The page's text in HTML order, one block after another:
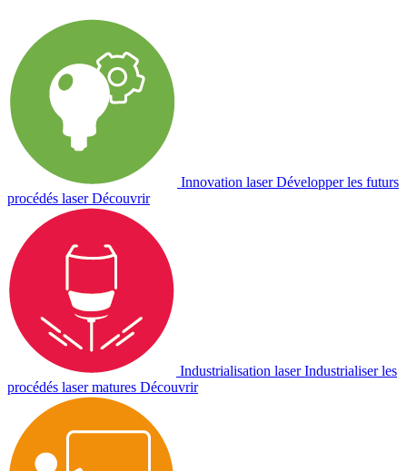
Innovation laser Développer les futurs
procédés laser Découvrir
Industrialisation laser Industrialiser les
procédés laser matures Découvrir